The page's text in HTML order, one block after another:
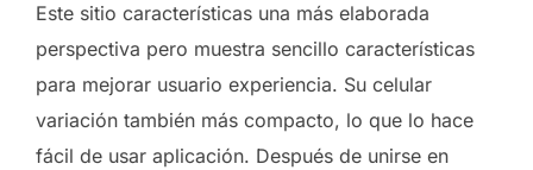
Este sitio características una más elaborada
perspectiva pero muestra sencillo características
para mejorar usuario experiencia. Su celular
variación también más compacto, lo que lo hace
fácil de usar aplicación. Después de unirse en